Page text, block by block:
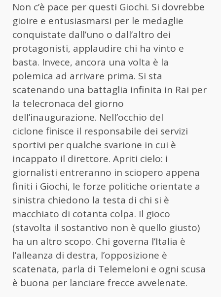
Non c’è pace per questi Giochi. Si dovrebbe
gioire e entusiasmarsi per le medaglie
conquistate dall’uno o dall’altro dei
protagonisti, applaudire chi ha vinto e
basta. Invece, ancora una volta è la
polemica ad arrivare prima. Si sta
scatenando una battaglia infinita in Rai per
la telecronaca del giorno
dell’inaugurazione. Nell’occhio del
ciclone finisce il responsabile dei servizi
sportivi per qualche svarione in cui è
incappato il direttore. Apriti cielo: i
giornalisti entreranno in sciopero appena
finiti i Giochi, le forze politiche orientate a
sinistra chiedono la testa di chi si è
macchiato di cotanta colpa. Il gioco
(stavolta il sostantivo non è quello giusto)
ha un altro scopo. Chi governa l’Italia è
l’alleanza di destra, l’opposizione è
scatenata, parla di Telemeloni e ogni scusa
è buona per lanciare frecce avvelenate.